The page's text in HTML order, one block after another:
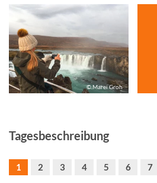
© Marei Groh
Tagesbeschreibung
1 2 3 4 5 6 7